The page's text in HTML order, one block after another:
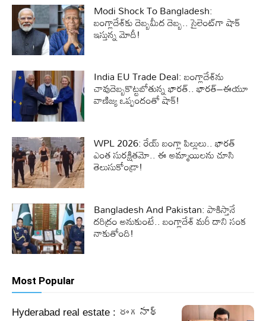
Modi Shock To Bangladesh:
బంగ్లాదేశ్‌కు దెబ్బమీద దెబ్బ.. సైలెంట్‌గా షాక్‌
ఇస్తున్న మోదీ!
India EU Trade Deal: బంగ్లాదేశ్‌ను
చావుదెబ్బకొట్టబోతున్న భారత్‌.. భారత్‌–ఈయూ
వాణిజ్య ఒప్పందంతో షాక్‌!
WPL 2026: రేయ్ బంగ్లా పిల్లులు.. భారత్
ఎంత సురక్షితమో.. ఈ అమ్మాయిలను చూసి
తెలుసుకోండ్రా!
Bangladesh And Pakistan: పాకిస్తానే
దరిద్రం అనుకుంటే.. బంగ్లాదేశ్ మరీ దాని సంక
నాకుతోంది!
Most Popular
Hyderabad real estate : రంగనాథ్